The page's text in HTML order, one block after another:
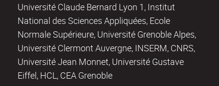
Université Claude Bernard Lyon 1, Institut
National des Sciences Appliquées, Ecole
Normale Supérieure, Université Grenoble Alpes,
Université Clermont Auvergne, INSERM, CNRS,
Université Jean Monnet, Université Gustave
Eiffel, HCL, CEA Grenoble